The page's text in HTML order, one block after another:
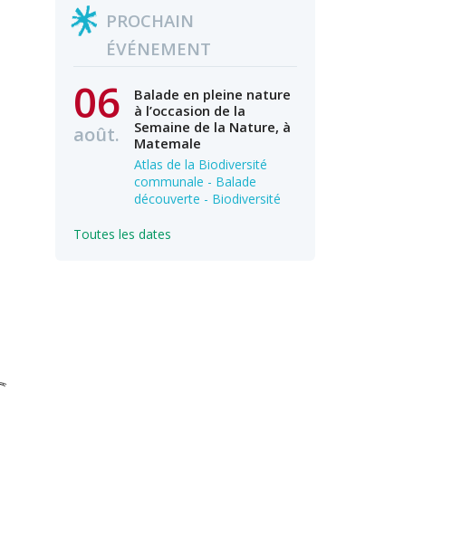
PROCHAIN
ÉVÉNEMENT
06
août.
Balade en pleine nature
à l’occasion de la
Semaine de la Nature, à
Matemale
Atlas de la Biodiversité
communale - Balade
découverte - Biodiversité
Toutes les dates